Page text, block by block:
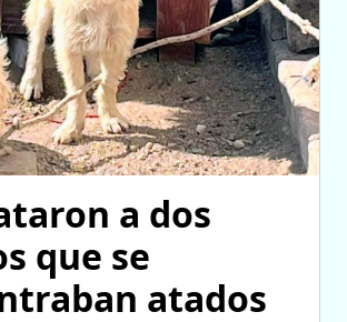
a dos
que se
atados